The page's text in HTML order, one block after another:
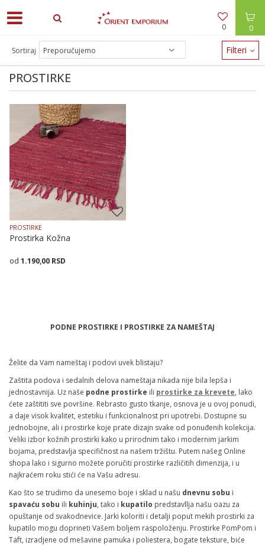
0
0
ODEĆA -30% / NAKIT -20% - zalihe brzo nestaju!
PROSTIRKE
Sortiraj Filteri
PROSTIRKE
Prostirka Kožna
1.190,00 RSD
60X90 120X180
PODNE PROSTIRKE I PROSTIRKE ZA NAMEŠTAJ
Želite da Vam nameštaj i podovi uvek blistaju?
Zaštita podova i sedalnih delova nameštaja nikada nije bila lepša i
jednostavnija. Uz naše podne prostirke ili prostirke za krevete, lako
ćete zaštititi sve površine. Rebrasto gusto tkanje, osnova je u ovoj ponudi,
a daje visok kvalitet, estetiku i funkcionalnost pri upotrebi. Dostupne su
jednobojne, ali i prostirke koje prate dizajn svake od ponuđenih kolekcija.
Veliki izbor kožnih prostirki kako u prirodnim tako i modernim jarkim
bojama, predstavlja specifičnost na našem tržištu. Putem našeg Online
shopa lako i sigurno možete poručiti prostirke različitih dimenzija, i u
najkraćem roku stići će na Vašu adresu.
Kao što se trudimo da unesemo boje i sklad u našu dnevnu sobu i
spavaću sobu ili kuhinju, tako i kupatilo predstavllja našu oazu za
opuštanje od svakodnevice. Jarki koloriti i detalji poput mekih prostirki za
kupatilo mogu doprineti Vašem boljem raspoloženju. Prostirke PomPom i
Taft, izradjene od mešavine pamuka i poliestera, bogate teksture, biće